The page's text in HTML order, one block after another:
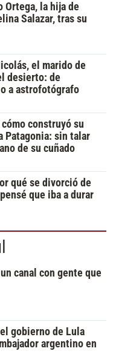
Ortega, la hija de
Salazar, tras su
el marido de
desierto: de
a astrofotógrafo
construyó su
Patagonia: sin talar
de su cuñado
qué se divorció de
que iba a durar
canal con gente que
gobierno de Lula
argentino en